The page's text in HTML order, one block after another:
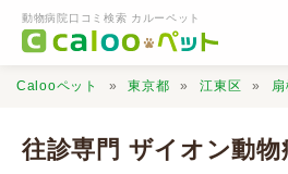
動物病院口コミ検索 カルーペット
Calooペット 東京都 江東区
往診専門 ザイオン動物